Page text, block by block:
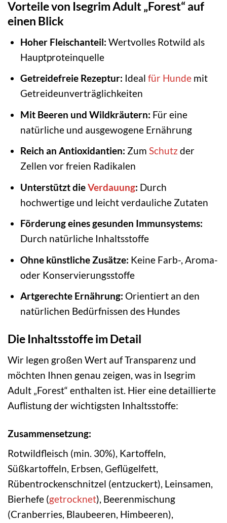
Vorteile von Isegrim Adult „Forest“ auf
einen Blick
Hoher Fleischanteil: Wertvolles Rotwild als
Hauptproteinquelle
Getreidefreie Rezeptur: Ideal für Hundemit
Getreideunverträglichkeiten
Mit Beeren und Wildkräutern: Für eine
natürliche und ausgewogene Ernährung
Reich an Antioxidantien: Zum Schutz der
Zellen vor freien Radikalen
Unterstützt dieVerdauung: Durch
hochwertige und leicht verdauliche Zutaten
Förderung eines gesunden Immunsystems:
Durch natürliche Inhaltsstoffe
Ohne künstliche Zusätze: Keine Farb-, Aroma-
oder Konservierungsstoffe
Artgerechte Ernährung: Orientiert an den
natürlichen Bedürfnissen des Hundes
Die Inhaltsstoffe im Detail
Wir legen großen Wert auf Transparenz und
möchten Ihnen genau zeigen, was in Isegrim
Adult „Forest“ enthalten ist. Hier eine detaillierte
Auflistung der wichtigsten Inhaltsstoffe:
Zusammensetzung:
Rotwildfleisch (min. 30%), Kartoffeln,
Süßkartoffeln, Erbsen, Geflügelfett,
Rübentrockenschnitzel (entzuckert), Leinsamen,
Bierhefe (getrocknet), Beerenmischung
(Cranberries, Blaubeeren, Himbeeren),